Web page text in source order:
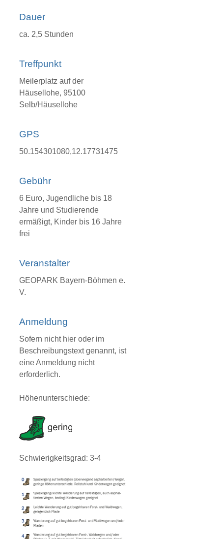
Dauer
ca. 2,5 Stunden
Treffpunkt
Meilerplatz auf der
Häusellohe, 95100
Selb/Häusellohe
GPS
50.154301080,12.17731475
Gebühr
6 Euro, Jugendliche bis 18
Jahre und Studierende
ermäßigt, Kinder bis 16 Jahre
frei
Veranstalter
GEOPARK Bayern-Böhmen e.
V.
Anmeldung
Sofern nicht hier oder im
Beschreibungstext genannt, ist
eine Anmeldung nicht
erforderlich.
Höhenunterschiede:
Schwierigkeitsgrad: 3-4